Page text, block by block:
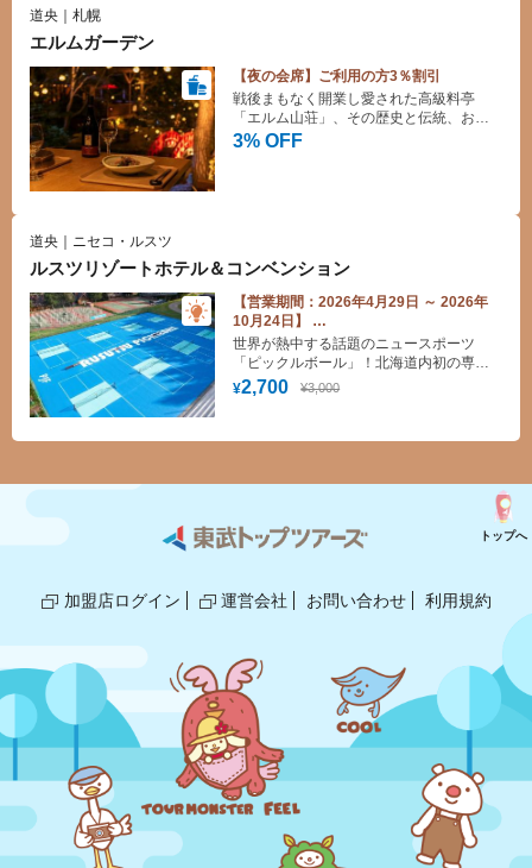
道央｜札幌
エルムガーデン
【夜の会席】ご利用の方3％割引
3% OFF
戦後まもなく開業し愛された高級料亭
「エルム山荘」、その歴史と伝統、おも
てなしを継承したエルムガーデンで非日
道央｜ニセコ・ルスツ
ルスツリゾートホテル＆コンベンション
【営業期間：2026年4月29日 ～ 2026年
10月24日】
ピックルボール コート１面 1時間使用
料割引
¥2,700 ¥3,000
世界が熱中する話題のニュースポーツ
「ピックルボール」！北海道内初の専用
コートがルスツリゾートに誕生！
加盟店ログイン 運営会社 お問い合わせ 利用規約
トップへ